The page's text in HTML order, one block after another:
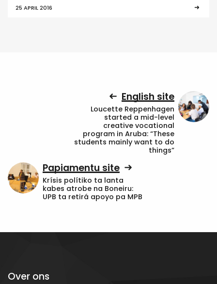
25 APRIL 2016
English site
Loucette Reppenhagen
started a mid-level
creative vocational
program in Aruba: “These
students mainly want to do
things”
Papiamentu site
Krísis polítiko ta lanta
kabes atrobe na Boneiru:
UPB ta retirá apoyo pa MPB
Over ons